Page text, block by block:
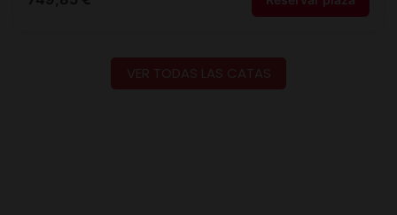
VER TODAS LAS CATAS